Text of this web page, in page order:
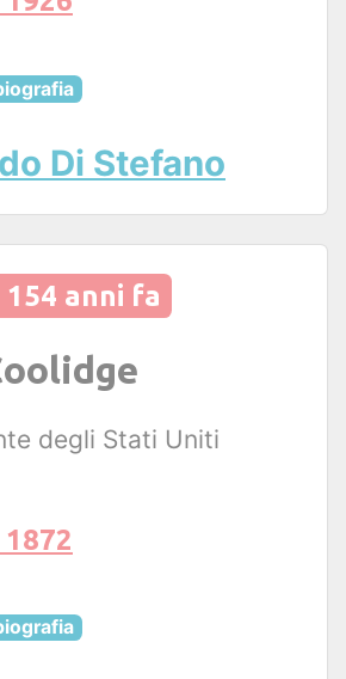
Di Stefano
154 anni fa
degli Stati Uniti